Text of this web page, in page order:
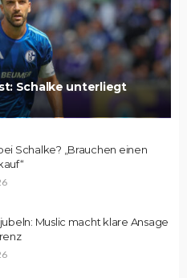
Schalke unterliegt
Schalke? „Brauchen einen
Muslic macht klare Ansage